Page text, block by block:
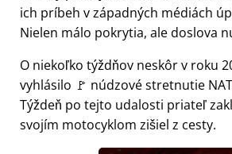
ich príbeh v západných médiách
Nielen málo pokrytia, ale doslova
O niekoľko týždňov neskôr v roku
vyhlásilo 🚩 núdzové stretnutie
Týždeň po tejto udalosti priateľ
svojím motocyklom zišiel z cesty.